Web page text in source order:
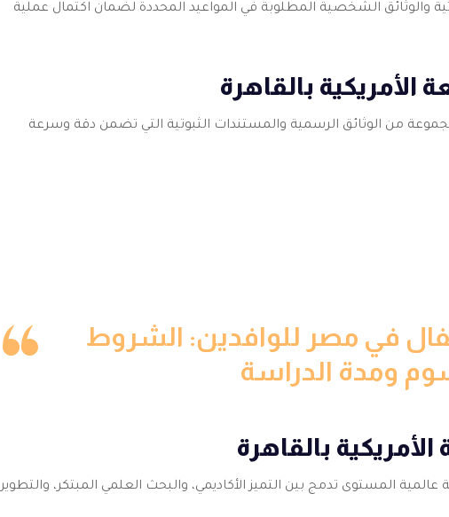
والوثائق الشخصية المطلوبة في المواعيد المحددة لضمان اكتمال عملية
الأمريكية بالقاهرة
من الوثائق الرسمية والمستندات الثبوتية التي تضمن دقة وسرعة
في مصر للوافدين: الشروط
ومدة الدراسة
بالقاهرة
عالمية المستوى تدمج بين التميز الأكاديمي، والبحث العلمي المبتكر، والتطوير